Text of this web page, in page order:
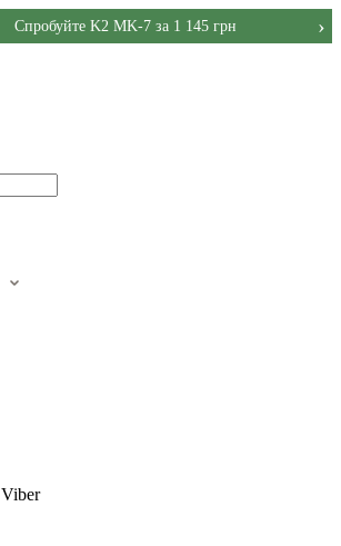
Спробуйте K2 MK-7 за 1 145 грн ›
Viber